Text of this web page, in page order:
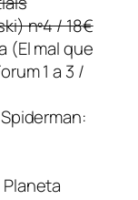
nº4 / 18€
(El mal que
1 a 3 /